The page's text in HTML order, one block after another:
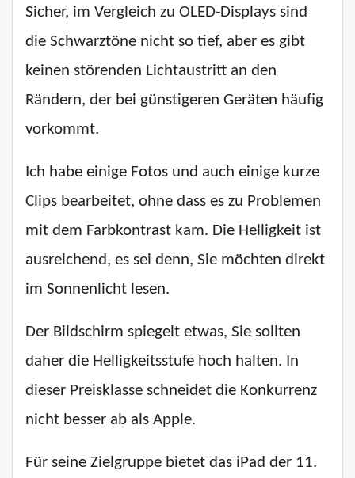
Sicher, im Vergleich zu OLED-Displays sind
die Schwarztöne nicht so tief, aber es gibt
keinen störenden Lichtaustritt an den
Rändern, der bei günstigeren Geräten häufig
vorkommt.
Ich habe einige Fotos und auch einige kurze
Clips bearbeitet, ohne dass es zu Problemen
mit dem Farbkontrast kam. Die Helligkeit ist
ausreichend, es sei denn, Sie möchten direkt
im Sonnenlicht lesen.
Der Bildschirm spiegelt etwas, Sie sollten
daher die Helligkeitsstufe hoch halten. In
dieser Preisklasse schneidet die Konkurrenz
nicht besser ab als Apple.
Für seine Zielgruppe bietet das iPad der 11.